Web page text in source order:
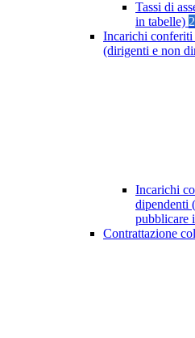
Tassi di
in tabelle)
Incarichi conferiti
(dirigenti e non
Incarichi
dipendenti
pubblicare
Contrattazione